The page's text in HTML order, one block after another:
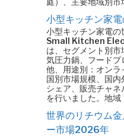
小型キッチン家
小型キッチン家電
Small Kitchen
は、セグメント別
気圧力鍋、フード
他、用途別：オンラ
国別市場規模、国
シェア、販売チャ
を行いました。地
世界のリチウム
ー市場2026年